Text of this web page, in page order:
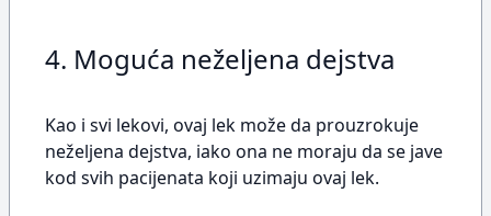
4. Moguća neželjena dejstva
Kao i svi lekovi, ovaj lek može da prouzrokuje
neželjena dejstva, iako ona ne moraju da se jave
kod svih pacijenata koji uzimaju ovaj lek.